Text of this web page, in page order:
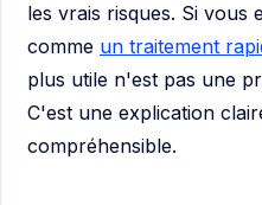
les vrais risques. Si
comme un traitement
plus utile n'est pas une
C'est une explication
compréhensible.